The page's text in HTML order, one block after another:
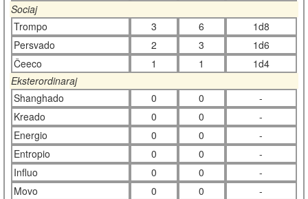
Sociaj
Trompo
3 6
1d8
Persvado
2 3
1d6
Ĉeeco
1 1
1d4
Eksterordinaraj
Shanghado
0 0
-
Kreado
0 0
-
Energio
0 0
-
Entropio
0 0
-
Influo
0 0
-
Movo
0 0
-